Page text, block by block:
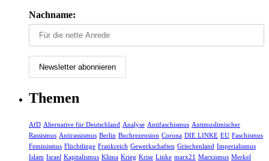
Nachname:
Themen
AfD Alternative für Deutschland Analyse Antifaschismus Antimuslimischer
Rassismus Antirassismus Berlin Buchrezension Corona DIE LINKE EU Faschismus
Feminismus Flüchtlinge Frankreich Gewerkschaften Griechenland Imperialismus
Islam Israel Kapitalismus Klima Krieg Krise Linke marx21 Marxismus Merkel